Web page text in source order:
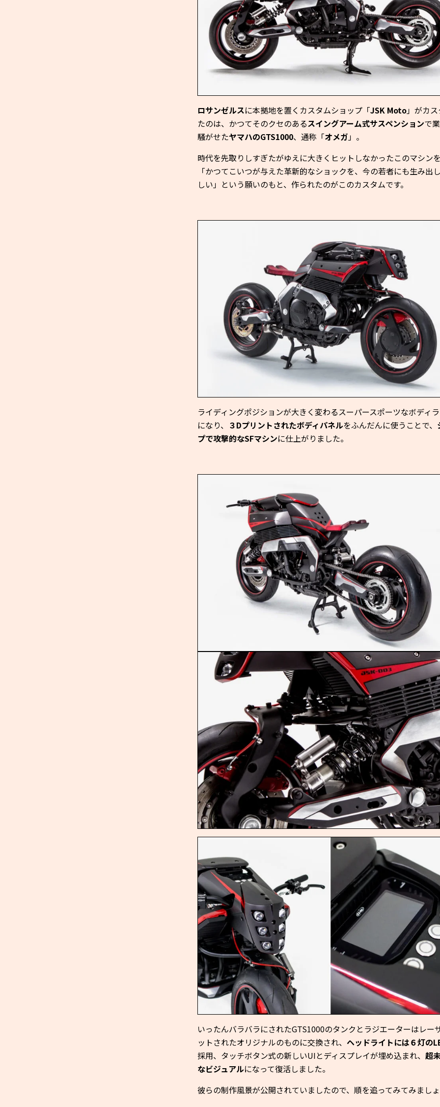
ロサンゼルスに本拠地を置くカスタムショップ「JSK Moto」がカス
たのは、かつてそのクセのあるスイングアーム式サスペンションで
騒がせたヤマハのGTS1000、通称「オメガ」。
時代を先取りしすぎたがゆえに大きくヒットしなかったこのマシンを
「かつてこいつが与えた革新的なショックを、今の若者にも生み出
しい」という願いのもと、作られたのがこのカスタムです。
ライディングポジションが大きく変わるスーパースポーツなボディ
になり、 ３Dプリントされたボディパネルをふんだんに使うことで、
プで攻撃的なSFマシンに仕上がりました。
いったんバラバラにされたGTS1000のタンクとラジエーターはレー
ットされたオリジナルのものに交換され、 ヘッドライトには６灯の
採用、タッチボタン式の新しいUIとディスプレイが埋め込まれ、 超
なビジュアルになって復活しました。
彼らの制作風景が公開されていましたので、順を追ってみてみましょ